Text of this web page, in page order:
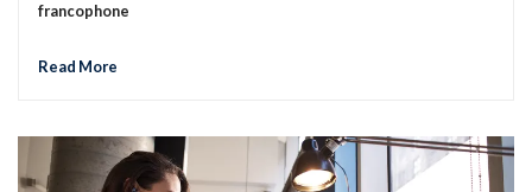
francophone
Read More